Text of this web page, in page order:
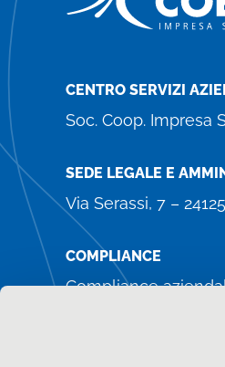
CENTRO SERVIZI
Soc. Coop. Impresa
SEDE LEGALE E
Via Serassi, 7 –
COMPLIANCE
Compliance
Amministrazione